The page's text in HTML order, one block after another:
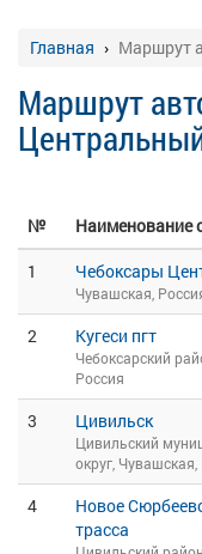
Главная Маршрут
Маршрут
№ Наименование
1
Чебоксары
Чувашская,
2 Кугеси пгт
Чебоксарский
Россия
3 Цивильск
Цивильский
округ, Чувашская,
4
Новое
трасса